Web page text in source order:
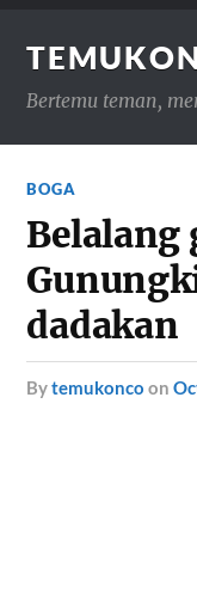
Bertemu teman,
BOGA
Belalang
dadakan
bytemukonco on